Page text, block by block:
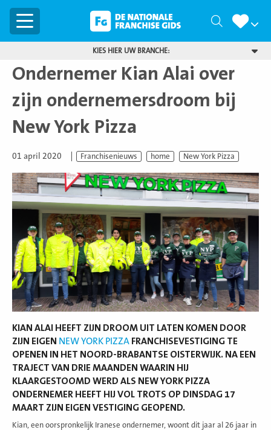
Menu Zoeken
KIES HIER UW BRANCHE:
Ondernemer Kian Alai over
zijn ondernemersdroom bij
New York Pizza
01 april 2020 Franchisenieuws home New York Pizza
KIAN ALAI HEEFT ZIJN DROOM UIT LATEN KOMEN DOOR
ZIJN EIGEN NEW YORK PIZZA FRANCHISEVESTIGING TE
OPENEN IN HET NOORD-BRABANTSE OISTERWIJK. NA EEN
TRAJECT VAN DRIE MAANDEN WAARIN HIJ
KLAARGESTOOMD WERD ALS NEW YORK PIZZA
ONDERNEMER HEEFT HIJ VOL TROTS OP DINSDAG 17
MAART ZIJN EIGEN VESTIGING GEOPEND.
Kian, een oorspronkelijk Iranese ondernemer, woont dit jaar al 26 jaar in